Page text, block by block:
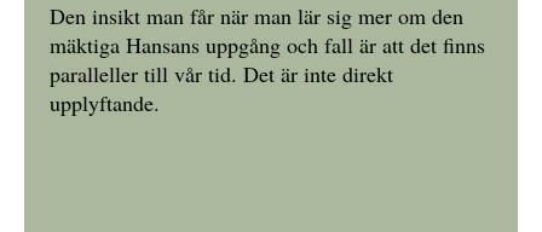
Den insikt man får när man lär sig mer om den
mäktiga Hansans uppgång och fall är att det finns
paralleller till vår tid. Det är inte direkt
upplyftande.